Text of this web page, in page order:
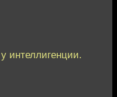
интеллигенции.